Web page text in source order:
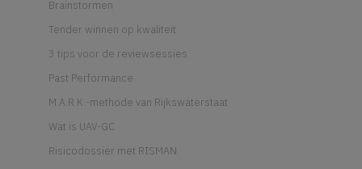
Brainstormen
Tender winnen op kwaliteit
3 tips voor de reviewsessies
Past Performance
M.A.R.K.-methode van Rijkswaterstaat
Wat is UAV-GC
Risicodossier met RISMAN